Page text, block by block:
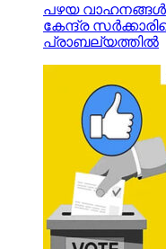
പഴയ
കേന്ദ്ര
പ്രാബല്യത്തില്‍